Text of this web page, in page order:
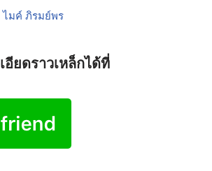
ไมค์ ภิรมย์พร
อียดราวเหล็กได้ที่